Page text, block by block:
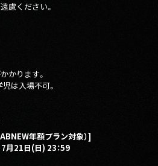
慮ください。
かります。
は入場不可。
年額プラン対象）]
月21日(日) 23：59